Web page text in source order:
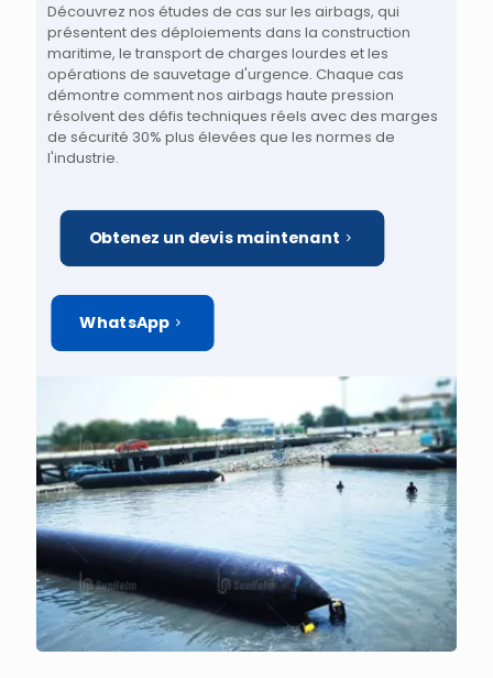
Découvrez nos études de cas sur les airbags, qui
présentent des déploiements dans la construction
maritime, le transport de charges lourdes et les
opérations de sauvetage d'urgence. Chaque cas
démontre comment nos airbags haute pression
résolvent des défis techniques réels avec des marges
de sécurité 30% plus élevées que les normes de
l'industrie.
Obtenez un devis maintenant
WhatsApp